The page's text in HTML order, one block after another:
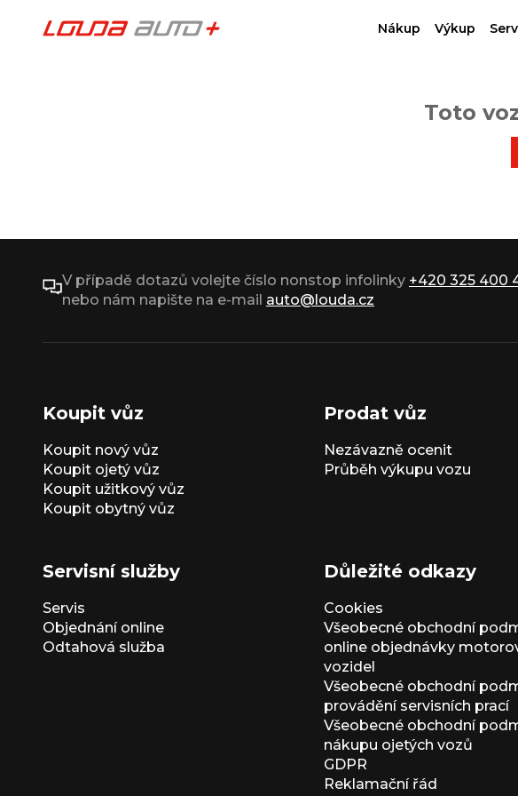
Nákup Výkup
Toto
V případě dotazů volejte číslo nonstop infolinky +420 325 400
nebo nám napište na e-mail auto@louda.cz
Koupit vůz
Koupit nový vůz
Koupit ojetý vůz
Koupit užitkový vůz
Koupit obytný vůz
Prodat vůz
Nezávazně ocenit
Průběh výkupu vozu
Servisní služby
Servis
Objednání online
Odtahová služba
Důležité odkazy
Cookies
Všeobecné obchodní
online objednávky
vozidel
Všeobecné obchodní
provádění servisních prací
Všeobecné obchodní
nákupu ojetých vozů
GDPR
Reklamační řád